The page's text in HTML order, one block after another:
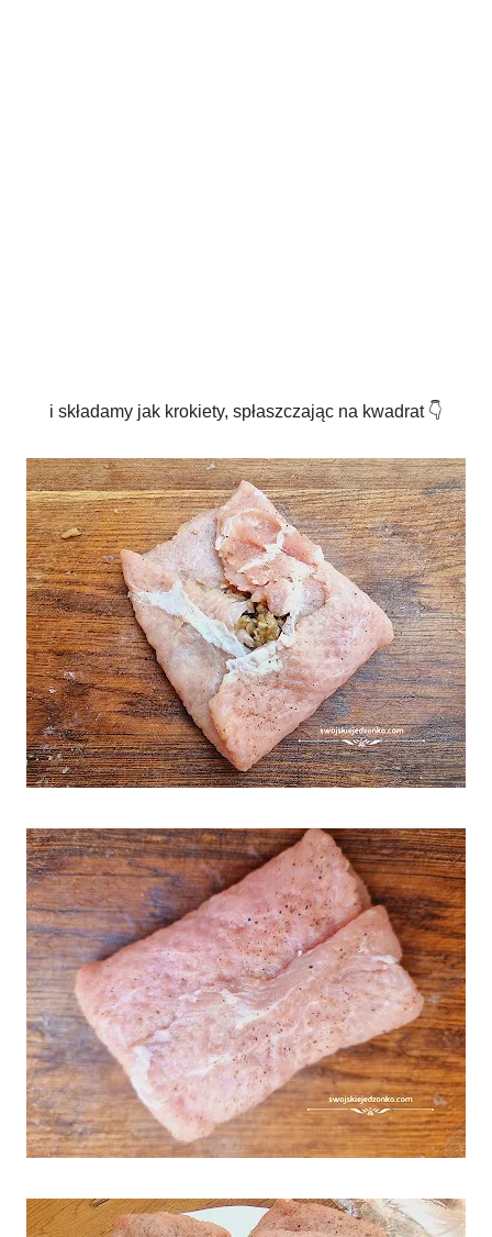
i składamy jak krokiety, spłaszczając na kwadrat 👇